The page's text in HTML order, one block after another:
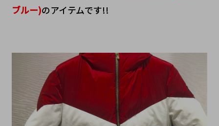
ブルー)のアイテムです!!